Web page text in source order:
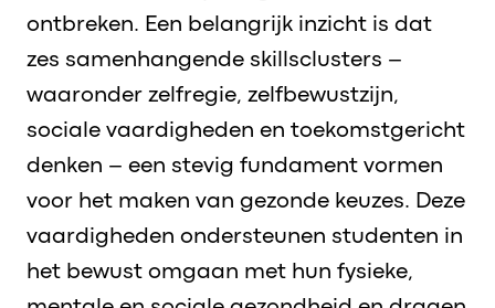
ontbreken. Een belangrijk inzicht is dat
zes samenhangende skillsclusters –
waaronder zelfregie, zelfbewustzijn,
sociale vaardigheden en toekomstgericht
denken – een stevig fundament vormen
voor het maken van gezonde keuzes. Deze
vaardigheden ondersteunen studenten in
het bewust omgaan met hun fysieke,